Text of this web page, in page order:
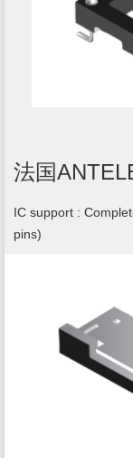
法国
IC support :
pins)